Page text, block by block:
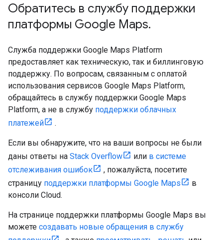
Обратитесь в службу поддержки
платформы Google Maps.
Служба поддержки Google Maps Platform
предоставляет как техническую, так и биллинговую
поддержку. По вопросам, связанным с оплатой
использования сервисов Google Maps Platform,
обращайтесь в службу поддержки Google Maps
Platform, а не в службу поддержки облачных
платежей
.
Если вы обнаружите, что на ваши вопросы не были
даны ответы на Stack Overflow или в системе
отслеживания ошибок
, пожалуйста, посетите
страницу поддержки платформы Google Maps
в
консоли Cloud.
На странице поддержки платформы Google Maps вы
можете создавать новые обращения в службу